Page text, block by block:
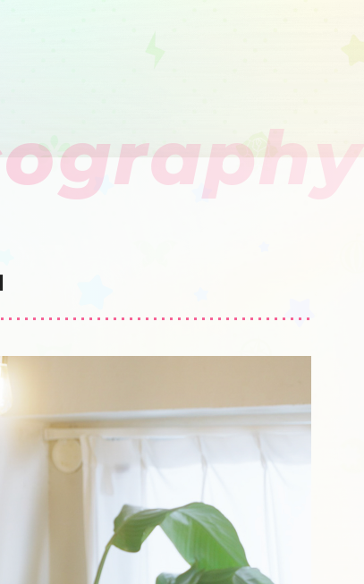
Home
Live•Event
Schedule